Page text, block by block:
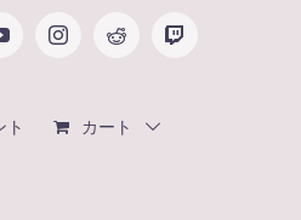
InstagramReddit Twitch
ト カート